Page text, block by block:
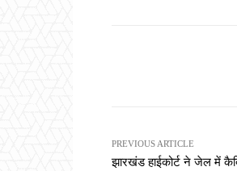
PREVIOUS ARTICLE
झारखंड हाईकोर्ट ने जेल में